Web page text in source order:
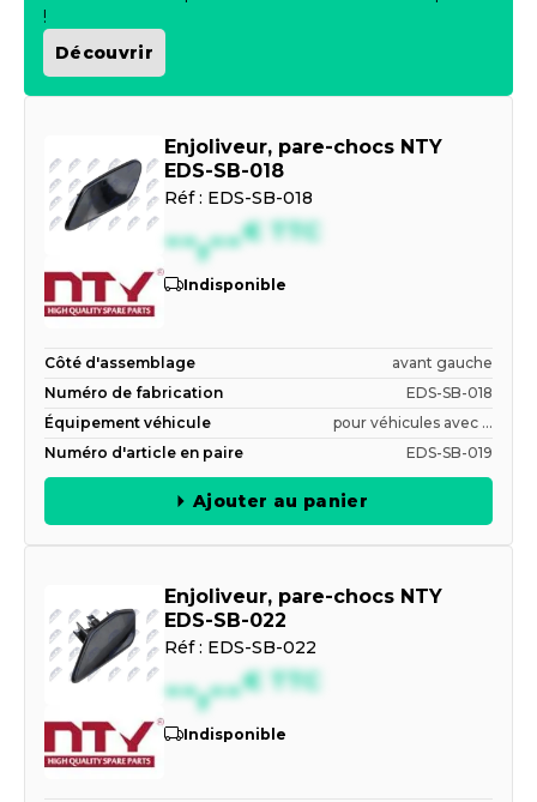
!
Découvrir
Enjoliveur, pare-chocs NTY
EDS-SB-018
Réf : EDS-SB-018
--,--€ TTC
Indisponible
Côté d'assemblage
avant gauche
Numéro de fabrication
EDS-SB-018
Équipement véhicule
pour véhicules avec ...
Numéro d'article en paire
EDS-SB-019
Ajouter au panier
Enjoliveur, pare-chocs NTY
EDS-SB-022
Réf : EDS-SB-022
--,--€ TTC
Indisponible